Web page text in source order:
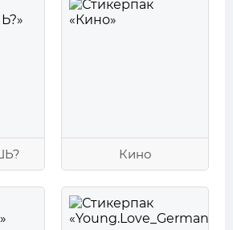
Кино